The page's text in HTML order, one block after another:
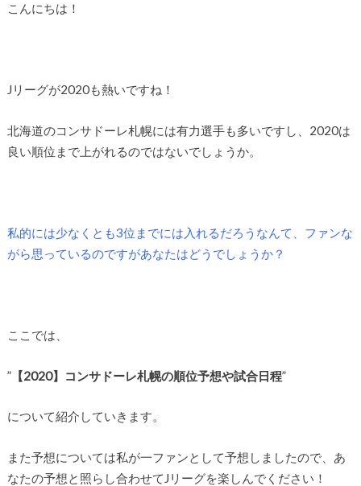
こんにちは！
Jリーグが2020も熱いですね！
北海道のコンサドーレ札幌には有力選手も多いですし、2020は
良い順位まで上がれるのではないでしょうか。
私的には少なくとも3位までには入れるだろうなんて、ファンな
がら思っているのですがあなたはどうでしょうか？
ここでは、
”【2020】コンサドーレ札幌の順位予想や試合日程”
について紹介していきます。
また予想については私が一ファンとして予想しましたので、あ
なたの予想と照らし合わせてJリーグを楽しんでください！